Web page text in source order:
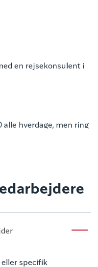
en rejsekonsulent i
alle hverdage, men ring
eller specifik